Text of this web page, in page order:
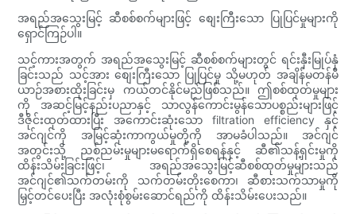
အရည်အသွေးမြင့် ဆီစစ်စက်များဖြင့် စျေးကြီးသော ပြုပြင်မှုများကို
ရှောင်ကြဉ်ပါ။
သင့်ကားအတွက် အရည်အသွေးမြင့် ဆီစစ်စက်များတွင် ရင်းနှီးမြုပ်နှံ
ခြင်းသည် သင့်အား စျေးကြီးသော ပြုပြင်မှု သို့မဟုတ် အချိန်မတန်မီ
ယာဉ်အစားထိုးခြင်းမှ ကယ်တင်နိုင်မည်ဖြစ်သည်။ ဤစစ်ထုတ်မှုများ
ကို အဆင့်မြင့်နည်းပညာနှင့် သာလွန်ကောင်းမွန်သောပစ္စည်းများဖြင့်
ဒီဇိုင်းထုတ်ထားပြီး အကောင်းဆုံးသော filtration efficiency နှင့်
အင်ဂျင်ကို အမြင့်ဆုံးကာကွယ်မှုတို့ကို အာမခံပါသည်။ အင်ဂျင်
အတွင်းသို့ ညစ်ညမ်းမှုများမရောက်ရှိစေရန်နှင့် ဆီ၏သန့်ရှင်းမှုကို
ထိန်းသိမ်းခြင်းဖြင့်၊ အရည်အသွေးမြင့်ဆီစစ်ထုတ်မှုများသည်
အင်ဂျင်၏သက်တမ်းကို သက်တမ်းတိုးစေကာ၊ ဆီစားသက်သာမှုကို
မြှင့်တင်ပေးပြီး အလုံးစုံစွမ်းဆောင်ရည်ကို ထိန်းသိမ်းပေးသည်။